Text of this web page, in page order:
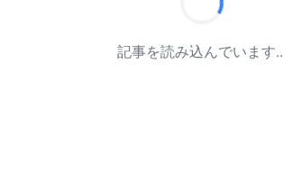
記事を読み込んでいます